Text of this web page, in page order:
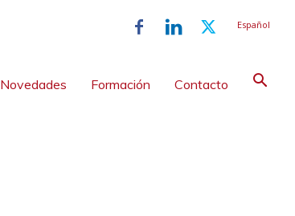
Español
Novedades Formación Contacto